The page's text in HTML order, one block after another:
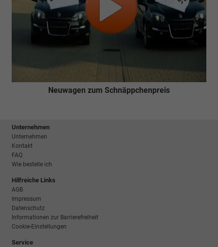
Neuwagen zum Schnäppchenpreis
Unternehmen
Unternehmen
Kontakt
FAQ
Wie bestelle ich
Hilfreiche Links
AGB
Impressum
Datenschutz
Informationen zur Barrierefreiheit
Cookie-Einstellungen
Service